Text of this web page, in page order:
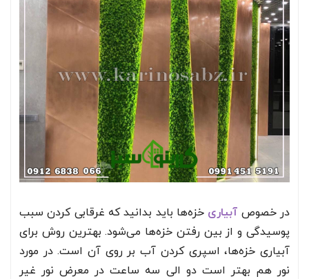
در خصوص آبیاری خزه‌ها باید بدانید که غرقابی کردن سبب
پوسیدگی و از بین رفتن خزه‌ها می‌شود. بهترین روش برای
آبیاری خزه‌ها، اسپری کردن آب بر روی آن است. در مورد
نور هم بهتر است دو الی سه ساعت در معرض نور غیر